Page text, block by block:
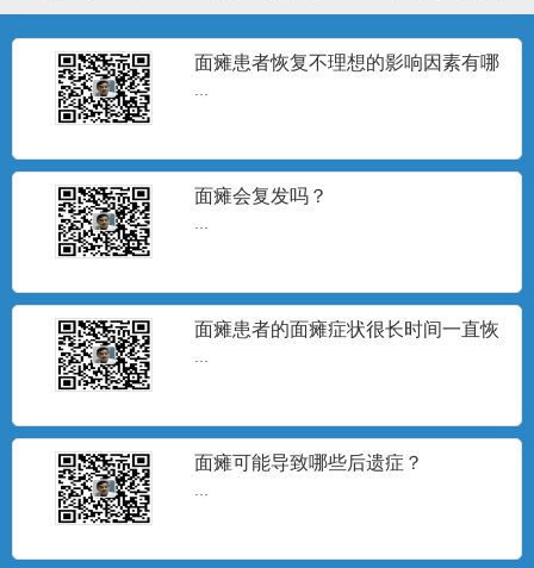
面瘫患者恢复不理想的影响因素有哪
面瘫会复发吗？
面瘫患者的面瘫症状很长时间一直恢
面瘫可能导致哪些后遗症？